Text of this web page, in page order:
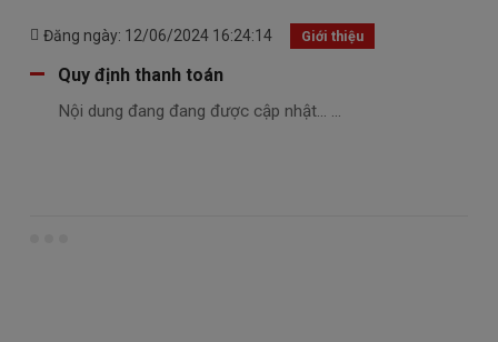
Đăng ngày: 12/06/2024 16:24:14 Giới thiệu
Quy định thanh toán
Nội dung đang đang được cập nhật... ...